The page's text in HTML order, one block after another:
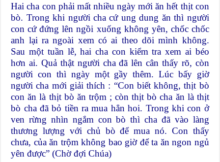
Hai cha con phải mất nhiều ngày mới ăn hết thịt con
bò. Trong khi người cha cứ ung dung ăn thì người
con cứ đứng lên ngồi xuống không yên, chốc chốc
anh lại ra ngoài xem có ai theo dõi mình không.
Sau một tuần lễ, hai cha con kiểm tra xem ai béo
hơn ai. Quả thật người cha đã lên cân thấy rõ, còn
người con thì ngày một gầy thêm. Lúc bấy giờ
người cha mới giải thích : “Con biết không, thịt bò
con ăn là thịt bò ăn trộm ; còn thịt bò cha ăn là thịt
bò cha đã bỏ tiền ra mua hẳn hoi. Trong khi con ở
ven rừng nhìn ngắm con bò thì cha đã vào làng
thương lượng với chủ bò để mua nó. Con thấy
chưa, của ăn trộm không bao giờ để ta ăn ngon ngủ
yên được” (Chờ đợi Chúa)